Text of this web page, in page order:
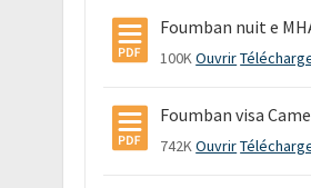
Foumban nuit e
100KOuvrir
Foumban visa
742KOuvrir